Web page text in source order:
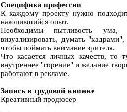
Специфика профессии
К каждому проекту нужно
накопившийся опыт.
Необходимы пытливость
визуализировать, думать
чтобы поймать внимание зрителя.
Что касается личных качеств, то
внутреннее "горение" и желание
работают в рекламе.
Запись в трудовой книжке
Креативный продюсер